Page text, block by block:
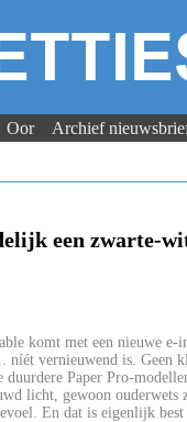
Oor Archief
een zwarte-
komt met een nieuwe e-
níét vernieuwend is. Geen
duurdere Paper Pro-
licht, gewoon ouderwets
En dat is eigenlijk best